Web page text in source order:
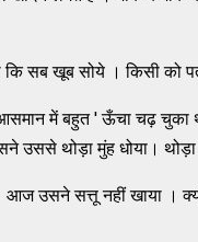
सब खूब सोये । किसी को
में बहुत ' ऊँचा चढ़
उससे थोड़ा मुंह धोया।
आज उसने सत्तू नहीं खाया ।